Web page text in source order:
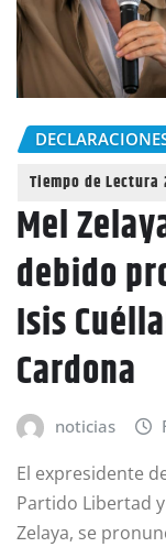
Mel
debido
Isis
Cardona
noticias
El expresidente
Partido Libertad
Zelaya, se